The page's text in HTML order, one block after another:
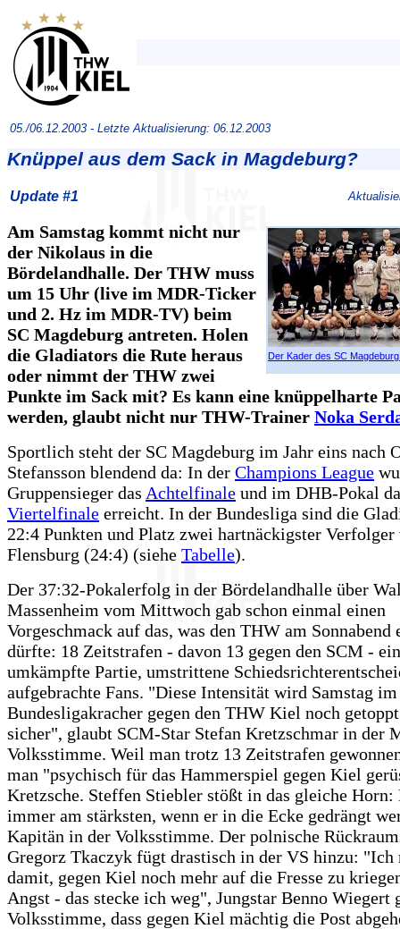
05./06.12.2003 - Letzte Aktualisierung: 06.12.2003
Knüppel aus dem Sack in Magdeburg?
Update #1
Der Kader des SC
Am Samstag kommt nicht nur
der Nikolaus in die
Bördelandhalle. Der THW muss
um 15 Uhr (live im MDR-Ticker
und 2. Hz im MDR-TV) beim
SC Magdeburg antreten. Holen
die Gladiators die Rute heraus
oder nimmt der THW zwei
Punkte im Sack mit? Es kann eine knüppelharte
werden, glaubt nicht nur THW-Trainer Noka
Sportlich steht der SC Magdeburg im Jahr eins nach
Stefansson blendend da: In der Champions League
Gruppensieger das Achtelfinale und im DHB-Pokal
Viertelfinale erreicht. In der Bundesliga sind die
22:4 Punkten und Platz zwei hartnäckigster Verfolger
Flensburg (24:4) (siehe Tabelle).
Der 37:32-Pokalerfolg in der Bördelandhalle über
Massenheim vom Mittwoch gab schon einmal einen
Vorgeschmack auf das, was den THW am Sonnabend
dürfte: 18 Zeitstrafen - davon 13 gegen den SCM -
umkämpfte Partie, umstrittene
aufgebrachte Fans. "Diese Intensität wird Samstag im
Bundesligakracher gegen den THW Kiel noch
sicher", glaubt SCM-Star Stefan Kretzschmar in der
Volksstimme. Weil man trotz 13 Zeitstrafen
man "psychisch für das Hammerspiel gegen Kiel
Kretzsche. Steffen Stiebler stößt in das gleiche Horn:
immer am stärksten, wenn er in die Ecke gedrängt
Kapitän in der Volksstimme. Der polnische
Gregorz Tkaczyk fügt drastisch in der VS hinzu: "Ich
damit, gegen Kiel noch mehr auf die Fresse zu
Angst - das stecke ich weg", Jungstar Benno Wiegert
Volksstimme, dass gegen Kiel mächtig die Post